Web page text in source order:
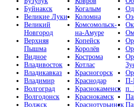
Буйнакск
Великие Луки
Великий
Новгород
Верхняя
Пышма
Видное
Владивосток
Владикавказ
Владимир
Волгоград
Волгодонск
Волжск
Когалым
Коломна
Комсомольск-
на-Амуре
Копейск
Королёв
Кострома
Котлас
Красногорск
Краснодар
Краснокаменск
Краснокамск
Краснотурьинск
П-
п.